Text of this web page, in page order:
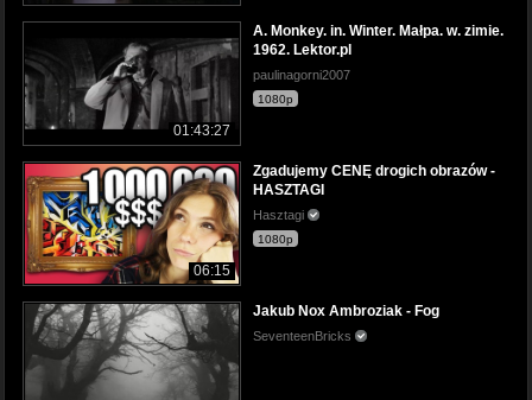
01:43:27
A. Monkey. in. Winter. Małpa. w. zimie.
1962. Lektor.pl
paulinagorni2007
1080p
06:15
Zgadujemy CENĘ drogich obrazów -
HASZTAGI
Hasztagi
1080p
Jakub Nox Ambroziak - Fog
SeventeenBricks